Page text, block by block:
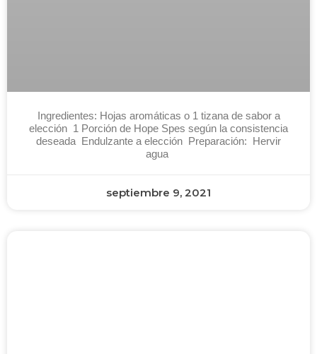
Ingredientes: Hojas aromáticas o 1 tizana de sabor a
elección 1 Porción de Hope Spes según la consistencia
deseada Endulzante a elección Preparación: Hervir
agua
septiembre 9, 2021